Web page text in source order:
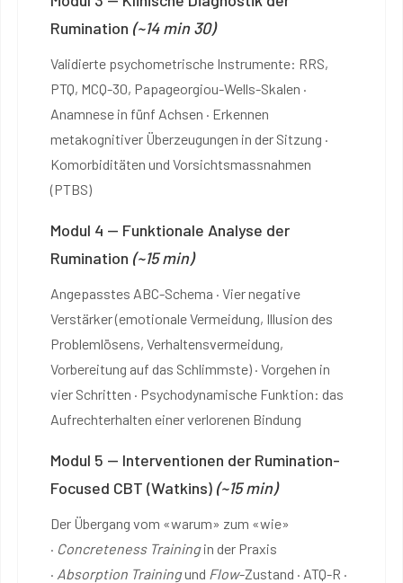
Rumination (~14 min 30)
Validierte psychometrische Instrumente: RRS,
PTQ, MCQ-30, Papageorgiou-Wells-Skalen ·
Anamnese in fünf Achsen · Erkennen
metakognitiver Überzeugungen in der Sitzung ·
Komorbiditäten und Vorsichtsmassnahmen
(PTBS)
Modul 4 — Funktionale Analyse der
Rumination (~15 min)
Angepasstes ABC-Schema · Vier negative
Verstärker (emotionale Vermeidung, Illusion des
Problemlösens, Verhaltensvermeidung,
Vorbereitung auf das Schlimmste) · Vorgehen in
vier Schritten · Psychodynamische Funktion: das
Aufrechterhalten einer verlorenen Bindung
Modul 5 — Interventionen der Rumination-
Focused CBT (Watkins) (~15 min)
Der Übergang vom «warum» zum «wie»
· Concreteness Trainingin der Praxis
· Absorption Trainingund Flow-Zustand · ATQ-R ·